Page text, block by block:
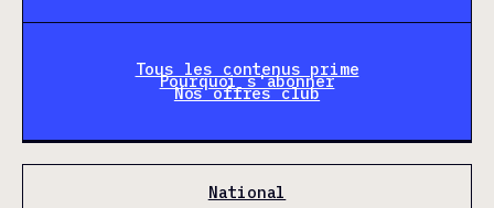
Tous les contenus prime
Pourquoi s'abonner
Nos offres club
National